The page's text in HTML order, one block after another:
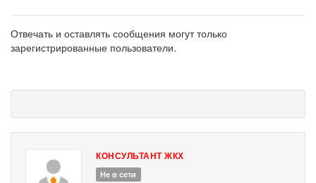
Отвечать и оставлять сообщения могут только
зарегистрированные пользователи.
КОНСУЛЬТАНТ ЖКХ
Не в сети